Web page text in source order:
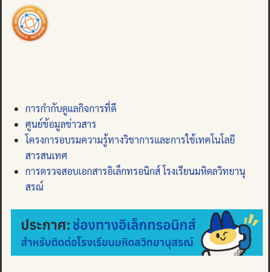
การกำกับดูแลกิจการที่ดี
ศูนย์ข้อมูลข่าวสาร
โครงการอบรมความรู้ทางวิชาการและการใช้เทคโนโลยี
สารสนเทศ
การตรวจสอบเอกสารอิเล็กทรอนิกส์ โรงเรียนมหิดลวิทยานุ
สรณ์